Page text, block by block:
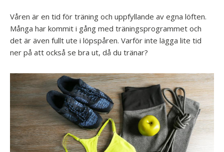
Våren är en tid för träning och uppfyllande av egna löften.
Många har kommit i gång med träningsprogrammet och
det är även fullt ute i löpspåren. Varför inte lägga lite tid
ner på att också se bra ut, då du tränar?